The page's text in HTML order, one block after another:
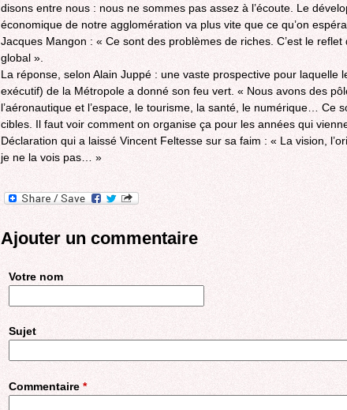
disons entre nous : nous ne sommes pas assez à l’écoute. Le
économique de notre agglomération va plus vite que ce qu’on
Jacques Mangon : « Ce sont des problèmes de riches. C’est le reflet
global ».
La réponse, selon Alain Juppé : une vaste prospective pour laquelle
exécutif) de la Métropole a donné son feu vert. « Nous avons des
l’aéronautique et l’espace, le tourisme, la santé, le numérique… Ce
cibles. Il faut voir comment on organise ça pour les années qui
Déclaration qui a laissé Vincent Feltesse sur sa faim : « La vision,
je ne la vois pas… »
Ajouter un commentaire
Votre nom
Sujet
Commentaire *